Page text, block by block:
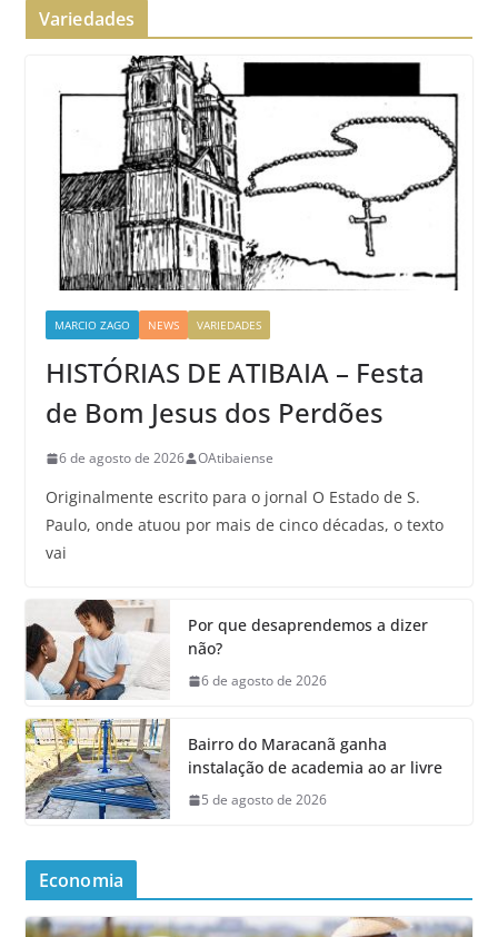
Variedades
MARCIO ZAGO NEWS VARIEDADES
HISTÓRIAS DE ATIBAIA – Festa
de Bom Jesus dos Perdões
6 de agosto de 2026 OAtibaiense
Originalmente escrito para o jornal O Estado de S.
Paulo, onde atuou por mais de cinco décadas, o texto
vai
Por que desaprendemos a dizer
não?
6 de agosto de 2026
Bairro do Maracanã ganha
instalação de academia ao ar livre
5 de agosto de 2026
Economia